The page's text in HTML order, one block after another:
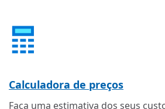
Calculadora de preços
Faça uma estimativa dos seus